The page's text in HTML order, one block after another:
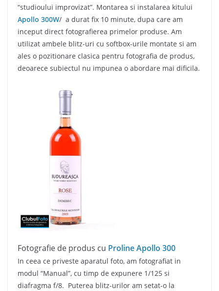
“studioului improvizat”. Montarea si instalarea kitului
Apollo 300W/ a durat fix 10 minute, dupa care am
inceput direct fotografierea primelor produse. Am
utilizat ambele blitz-uri cu softbox-urile montate si am
ales o pozitionare clasica pentru fotografia de produs,
deoarece subiectul nu impunea o abordare mai dificila.
Fotografie de produs cu Proline Apollo 300
In ceea ce priveste aparatul foto, am fotografiat in
modul “Manual”, cu timp de expunere 1/125 si
diafragma f/8. Puterea blitz-urilor am setat-o la